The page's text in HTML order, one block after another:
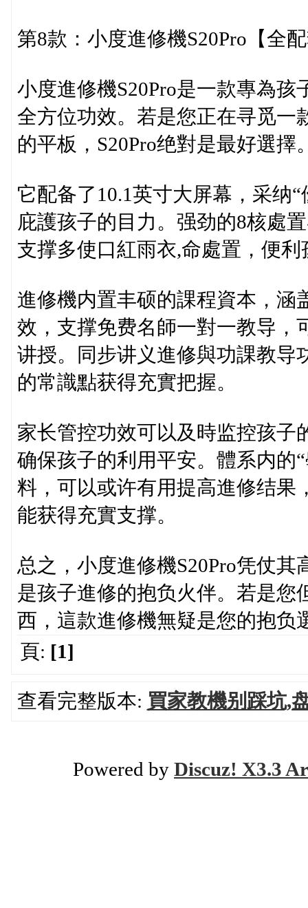
第8款：小度進修機S20Pro【全
小度進修機S20Pro是一款專為
全方位功效。若是您正在寻觅一
的平板，S20Pro绝對是最好選擇
它配备了10.1英寸大屏幕，采纳
庇護孩子的目力。强劲的8核處
支撑多使口紅雨衣,命處置，便
進修機内置丰硕的課程資本，涵
效，支撑免费名師一對一教导，
讲授。同步讲义進修與功課教导
的常識點获得充實把握。
家长管控功效可以及時监控孩子
确保孩子的利用平安。體系内的
料，可以或许有用提高進修结果
能获得充實支撑。
总之，小度進修機S20Pro凭仗
是孩子進修的抱负火伴。若是您
西，這款進修機無疑是您的抱负
頁: [1]
查看完整版本: 買家教機别踩坑,
Powered by Discuz! X3.3